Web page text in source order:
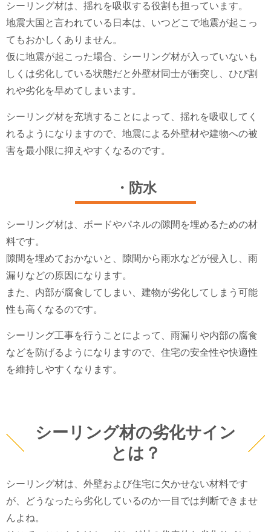
シーリング材は、揺れを吸収する役割も担っています。
地震大国と言われている日本は、いつどこで地震が起こっ
てもおかしくありません。
仮に地震が起こった場合、シーリング材が入っていないも
しくは劣化している状態だと外壁材同士が衝突し、ひび割
れや劣化を早めてしまいます。
シーリング材を充填することによって、揺れを吸収してく
れるようになりますので、地震による外壁材や建物への被
害を最小限に抑えやすくなるのです。
・防水
シーリング材は、ボードやパネルの隙間を埋めるための材
料です。
隙間を埋めておかないと、隙間から雨水などが侵入し、雨
漏りなどの原因になります。
また、内部が腐食してしまい、建物が劣化してしまう可能
性も高くなるのです。
シーリング工事を行うことによって、雨漏りや内部の腐食
などを防げるようになりますので、住宅の安全性や快適性
を維持しやすくなります。
シーリング材の劣化サイン
とは？
シーリング材は、外壁および住宅に欠かせない材料です
が、どうなったら劣化しているのか一目では判断できませ
んよね。